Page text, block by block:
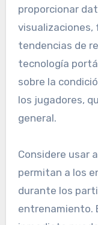
proporcionar
visualizaciones,
tendencias de
tecnología
sobre la
los jugadores,
general.
Considere usar
permitan a los
durante los
entrenamiento.